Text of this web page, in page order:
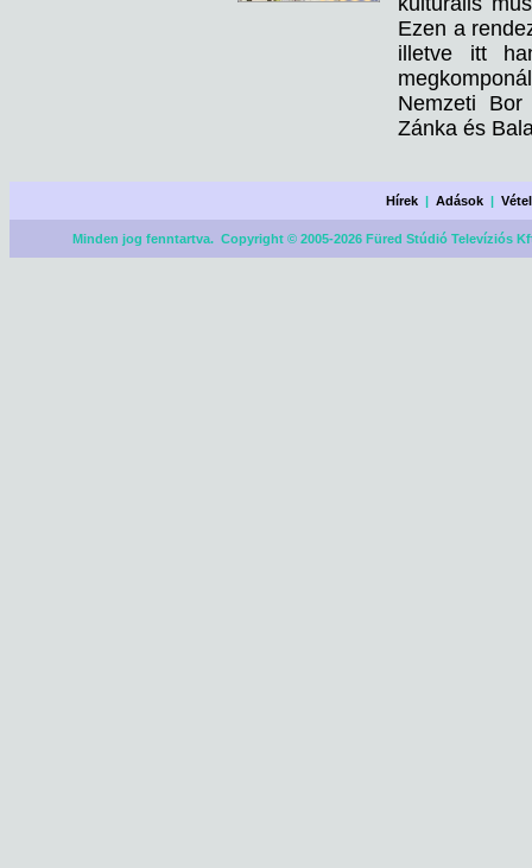
Ezen a
illetve itt
Nemzeti
Zánka és
Hírek |Adások |
Minden jog fenntartva. Copyright © 2005-2026 Füred Stúdió Televíziós